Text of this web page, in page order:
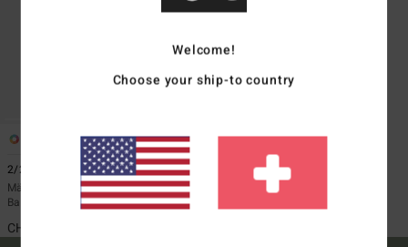
2/2mm Absolute
Männer Schwarz Kurzärmliger
Back-Zip-Springsuit
CHF 119,00
Welcome!
Choose your ship-to country